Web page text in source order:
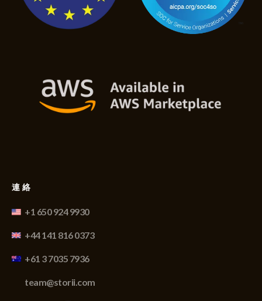
連絡
+1 650 924 9930
+44 141 816 0373
+61 3 7035 7936
team@storii.com